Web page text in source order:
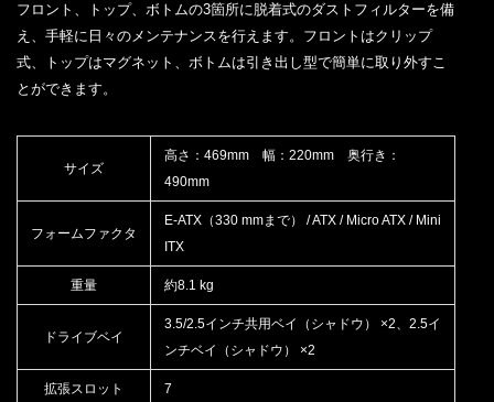
フロント、トップ、ボトムの3箇所に脱着式のダストフィルターを備
え、手軽に日々のメンテナンスを行えます。フロントはクリップ
式、トップはマグネット、ボトムは引き出し型で簡単に取り外すこ
とができます。
サイズ
高さ：469mm 幅：220mm 奥行き：
490mm
フォームファクタ
E-ATX（330 mmまで） / ATX / Micro ATX / Mini
ITX
重量 約8.1 kg
ドライブベイ
3.5/2.5インチ共用ベイ（シャドウ） ×2、2.5イ
ンチベイ（シャドウ） ×2
拡張スロット 7